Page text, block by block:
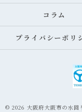
コラム
プライバシーポリ
© 2026 大阪府大阪市の水